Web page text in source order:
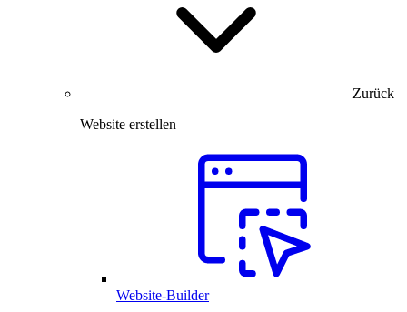
Zurück
Website erstellen
Website-Builder